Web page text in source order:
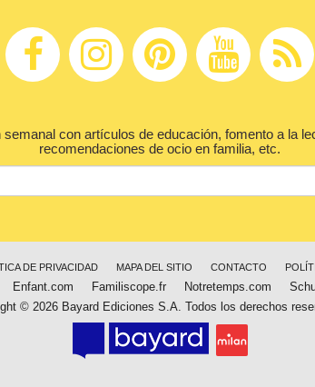
con artículos de educación, fomento a la
recomendaciones de ocio en familia, etc.
DE PRIVACIDAD MAPA DEL SITIO CONTACTO
Enfant.com Familiscope.fr Notretemps.com
© 2026 Bayard Ediciones S.A. Todos los derechos